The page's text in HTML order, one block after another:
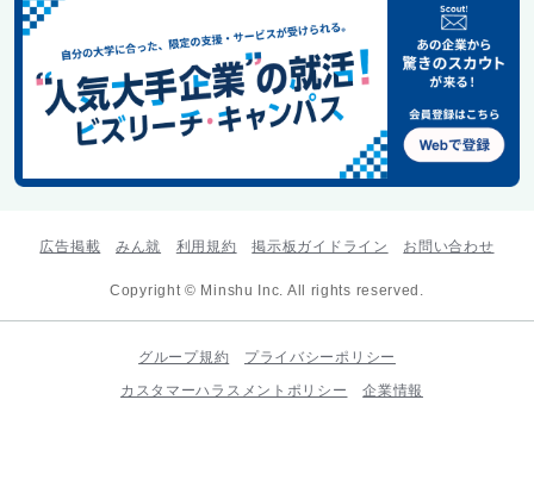
広告掲載 みん就 利用規約 掲示板ガイドライン お問い合わせ
Copyright © Minshu Inc. All rights reserved.
グループ規約
プライバシーポリシー
カスタマーハラスメントポリシー
企業情報